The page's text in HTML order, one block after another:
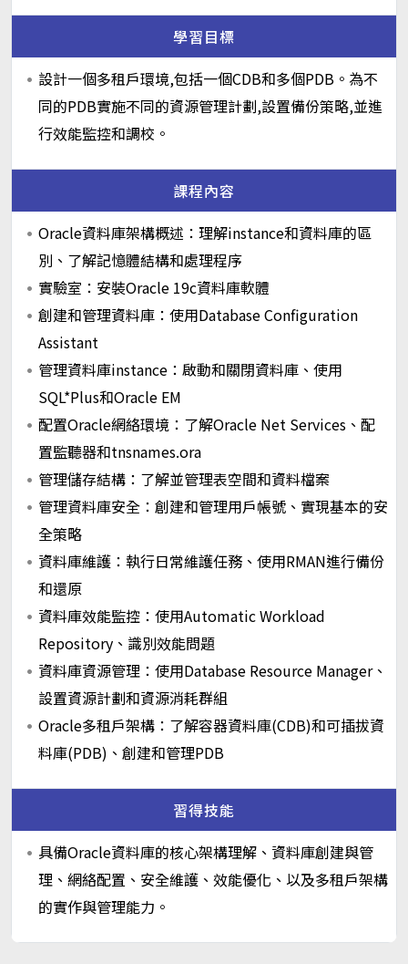
學習目標
設計一個多租戶環境,包括一個CDB和多個PDB。為不
同的PDB實施不同的資源管理計劃,設置備份策略,並進
行效能監控和調校。
課程內容
Oracle資料庫架構概述：理解instance和資料庫的區
別、了解記憶體結構和處理程序
實驗室：安裝Oracle 19c資料庫軟體
創建和管理資料庫：使用Database Configuration
Assistant
管理資料庫instance：啟動和關閉資料庫、使用
SQL*Plus和Oracle EM
配置Oracle網絡環境：了解Oracle Net Services、配
置監聽器和tnsnames.ora
管理儲存結構：了解並管理表空間和資料檔案
管理資料庫安全：創建和管理用戶帳號、實現基本的安
全策略
資料庫維護：執行日常維護任務、使用RMAN進行備份
和還原
資料庫效能監控：使用Automatic Workload
Repository、識別效能問題
資料庫資源管理：使用Database Resource Manager、
設置資源計劃和資源消耗群組
Oracle多租戶架構：了解容器資料庫(CDB)和可插拔資
料庫(PDB)、創建和管理PDB
習得技能
具備Oracle資料庫的核心架構理解、資料庫創建與管
理、網絡配置、安全維護、效能優化、以及多租戶架構
的實作與管理能力。